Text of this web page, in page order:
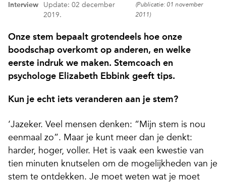
Interview
Update: 02 december
2019.
(Publicatie: 01 november
2011)
Onze stem bepaalt grotendeels hoe onze
boodschap overkomt op anderen, en welke
eerste indruk we maken. Stemcoach en
psychologe Elizabeth Ebbink geeft tips.
Kun je echt iets veranderen aan je stem?
‘Jazeker. Veel mensen denken: “Mijn stem is nou
eenmaal zo”. Maar je kunt meer dan je denkt:
harder, hoger, voller. Het is vaak een kwestie van
tien minuten knutselen om de mogelijkheden van je
stem te ontdekken. Je moet weten wat je moet